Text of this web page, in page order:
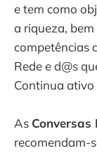
e tem como
a riqueza, bem
competências
Rede e d@s
Continua ativo
As Conversas
recomendam-